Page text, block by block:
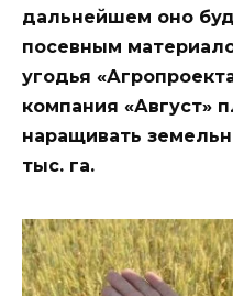
дальнейшем оно
посевным
угодья
компания «Август»
наращивать
тыс. га.